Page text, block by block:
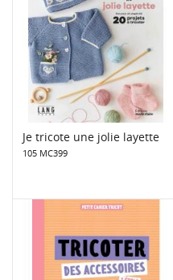
Je tricote une jolie layette
105 MC399